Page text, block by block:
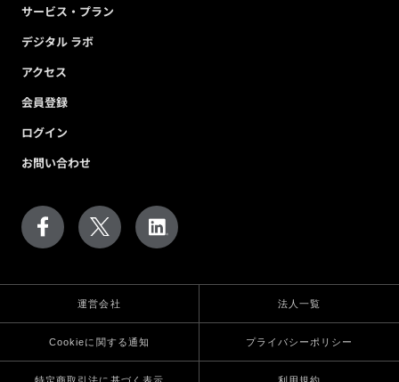
サービス・プラン
デジタル ラボ
アクセス
会員登録
ログイン
お問い合わせ
運営会社 法人一覧
Cookieに関する通知 プライバシーポリシー
特定商取引法に基づく表示 利用規約